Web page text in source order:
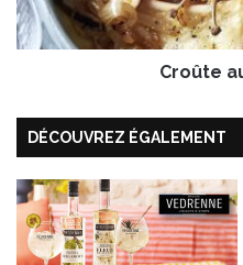
e
“
c
u
x
V
r
u
f
m
e
Croûte
DÉCOUVREZ ÉGALEMENT